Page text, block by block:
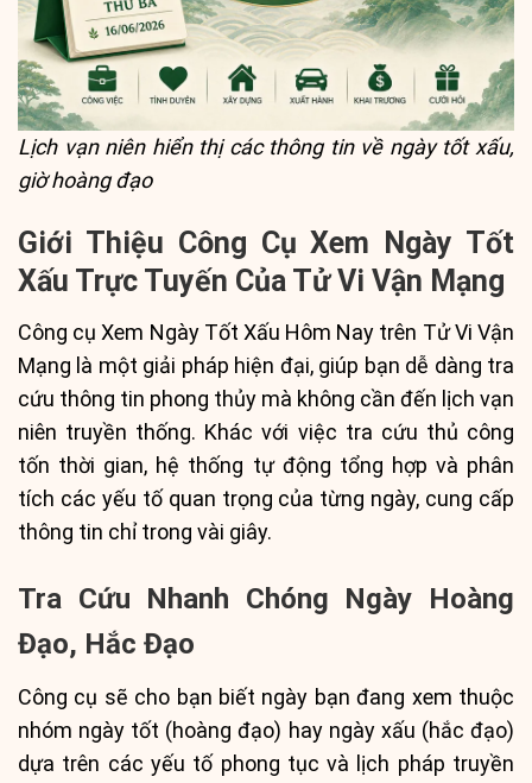
Lịch vạn niên hiển thị các thông tin về ngày tốt xấu,
giờ hoàng đạo
Giới Thiệu Công Cụ Xem Ngày Tốt
Xấu Trực Tuyến Của Tử Vi Vận Mạng
Công cụ Xem Ngày Tốt Xấu Hôm Nay trên Tử Vi Vận
Mạng là một giải pháp hiện đại, giúp bạn dễ dàng tra
cứu thông tin phong thủy mà không cần đến lịch vạn
niên truyền thống. Khác với việc tra cứu thủ công
tốn thời gian, hệ thống tự động tổng hợp và phân
tích các yếu tố quan trọng của từng ngày, cung cấp
thông tin chỉ trong vài giây.
Tra Cứu Nhanh Chóng Ngày Hoàng
Đạo, Hắc Đạo
Công cụ sẽ cho bạn biết ngày bạn đang xem thuộc
nhóm ngày tốt (hoàng đạo) hay ngày xấu (hắc đạo)
dựa trên các yếu tố phong tục và lịch pháp truyền